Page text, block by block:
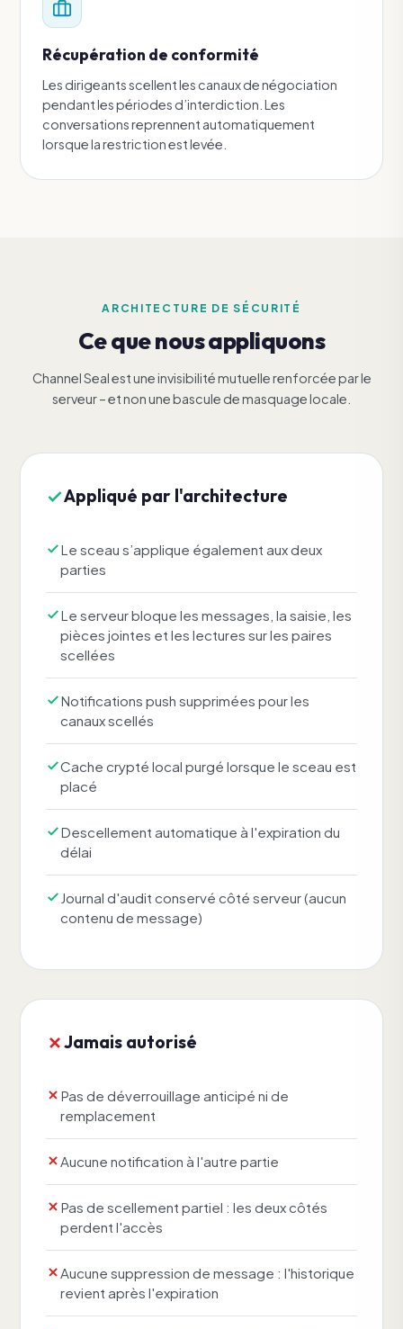
Récupération de conformité
Les dirigeants scellent les canaux de négociation
pendant les périodes d’interdiction. Les
conversations reprennent automatiquement
lorsque la restriction est levée.
ARCHITECTURE DE SÉCURITÉ
Ce que nous appliquons
Channel Seal est une invisibilité mutuelle renforcée par le
serveur – et non une bascule de masquage locale.
Appliqué par l'architecture
Le sceau s’applique également aux deux
parties
Le serveur bloque les messages, la saisie, les
pièces jointes et les lectures sur les paires
scellées
Notifications push supprimées pour les
canaux scellés
Cache crypté local purgé lorsque le sceau est
placé
Descellement automatique à l'expiration du
délai
Journal d'audit conservé côté serveur (aucun
contenu de message)
Jamais autorisé
Pas de déverrouillage anticipé ni de
remplacement
Aucune notification à l'autre partie
Pas de scellement partiel : les deux côtés
perdent l'accès
Aucune suppression de message : l'historique
revient après l'expiration